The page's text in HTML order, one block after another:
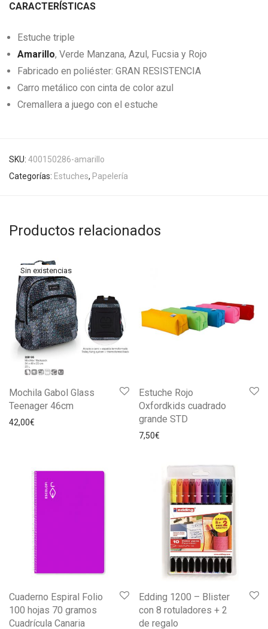
CARACTERÍSTICAS
Estuche triple
Amarillo, Verde Manzana, Azul, Fucsia y Rojo
Fabricado en poliéster: GRAN RESISTENCIA
Carro metálico con cinta de color azul
Cremallera a juego con el estuche
SKU: 400150286-amarillo
Categorías: Estuches, Papelería
Productos relacionados
Mochila Gabol Glass
Teenager 46cm
42,00€
Estuche Rojo
Oxfordkids cuadrado
grande STD
7,50€
Cuaderno Espiral Folio
100 hojas 70 gramos
Cuadrícula Canaria
Edding 1200 – Blister
con 8 rotuladores + 2
de regalo